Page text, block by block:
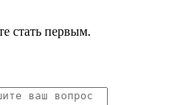
стать первым.